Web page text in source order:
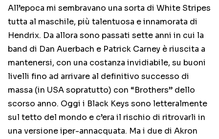
All’epoca mi sembravano una sorta di White Stripes
tutta al maschile, più talentuosa e innamorata di
Hendrix. Da allora sono passati sette anni in cui la
band di Dan Auerbach e Patrick Carney è riuscita a
mantenersi, con una costanza invidiabile, su buoni
livelli fino ad arrivare al definitivo successo di
massa (in USA sopratutto) con “Brothers” dello
scorso anno. Oggi i Black Keys sono letteralmente
sul tetto del mondo e c’era il rischio di ritrovarli in
una versione iper-annacquata. Ma i due di Akron